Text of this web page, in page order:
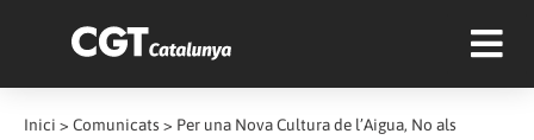
Inici > Comunicats > Per una Nova Cultura de l’Aigua, No als